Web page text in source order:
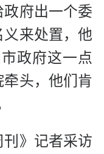
府出一个委
来处置，他
政府这一点
头，他们肯
》记者采访